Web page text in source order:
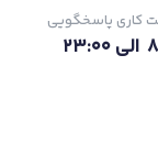
کاری پاسخگویی